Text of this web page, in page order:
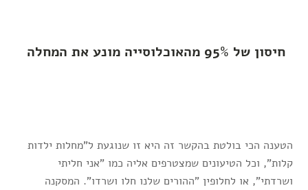
חיסון של 95% מהאוכלוסייה מונע את המחלה
הטענה הכי בולטת בהקשר זה היא זו שנוגעת ל"מחלות ילדות
קלות", וכל הטיעונים שמצטרפים אליה כמו "אני חליתי
ושרדתי", או לחלופין "ההורים שלנו חלו ושרדו". המסקנה